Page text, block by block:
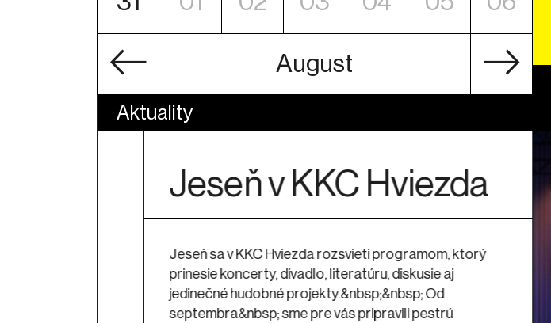
August
Aktuality
Koncert oceňovanej
britskej formácie
Kiiōtō feat. Lou
Rhodes (Lamb) v